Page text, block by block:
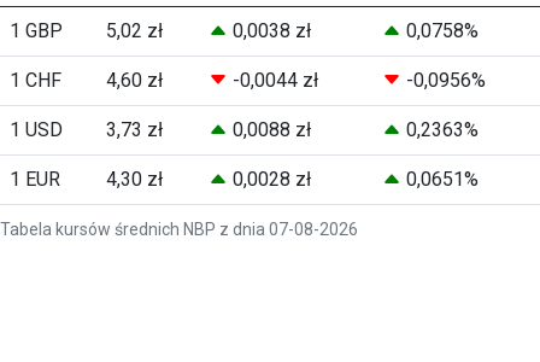
Tabela kursów średnich NBP z dnia 07-08-2026
1 GBP 5,02 zł 0,0038 zł 0,0758%
1 CHF 4,60 zł -0,0044 zł -0,0956%
1 USD 3,73 zł 0,0088 zł 0,2363%
1 EUR 4,30 zł 0,0028 zł 0,0651%